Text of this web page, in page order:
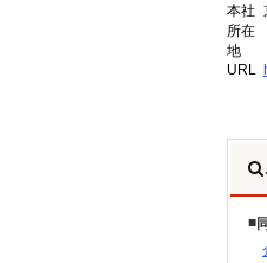
本社
所在
地
URL